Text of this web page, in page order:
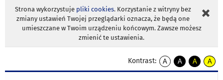
Strona wykorzystuje pliki cookies. Korzystanie z witryny bez
zmiany ustawień Twojej przeglądarki oznacza, że będą one
umieszczane w Twoim urządzeniu końcowym. Zawsze możesz
zmienić te ustawienia.
Kontrast:
A
kontrast
A
kontrast
A
kontrast
A